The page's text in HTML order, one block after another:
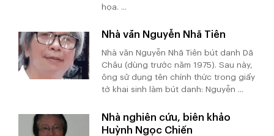
họa. ...
Nhà văn Nguyễn Nhã Tiên
Nhà văn Nguyễn Nhã Tiên bút danh Dã
Châu (dùng trước năm 1975). Sau này,
ông sử dụng tên chính thức trong giấy
tờ khai sinh làm bút danh: Nguyễn ...
Nhà nghiên cứu, biên khảo
Huỳnh Ngọc Chiến